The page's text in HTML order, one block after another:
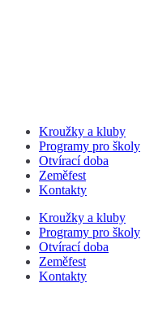
Kroužky a kluby
Programy pro školy
Otvírací doba
Zeměfest
Kontakty
Kroužky a kluby
Programy pro školy
Otvírací doba
Zeměfest
Kontakty